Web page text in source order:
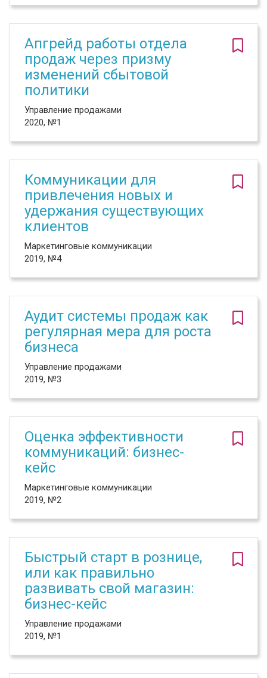
Апгрейд работы отдела
продаж через призму
изменений сбытовой
политики
Управление продажами
2020, №1
Коммуникации для
привлечения новых и
удержания существующих
клиентов
Маркетинговые коммуникации
2019, №4
Аудит системы продаж как
регулярная мера для роста
бизнеса
Управление продажами
2019, №3
Оценка эффективности
коммуникаций: бизнес-
кейс
Маркетинговые коммуникации
2019, №2
Быстрый старт в рознице,
или как правильно
развивать свой магазин:
бизнес-кейс
Управление продажами
2019, №1